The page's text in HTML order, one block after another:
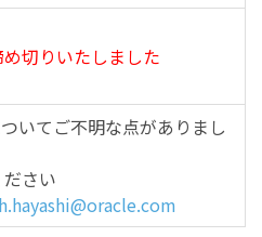
切りいたしました
いてご不明な点がありまし
さい